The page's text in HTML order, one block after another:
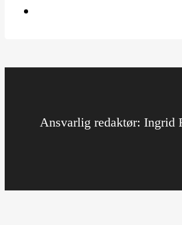
Ansvarlig redaktør: Ingrid